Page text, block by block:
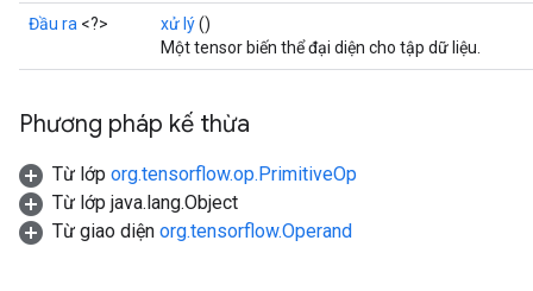
Đầu ra <?> xử lý()
Một tensor biến thể đại diện cho tập dữ liệu.
Phương pháp kế thừa
Từ lớp org.tensorflow.op.PrimitiveOp
Từ lớp java.lang.Object
Từ giao diện org.tensorflow.Operand